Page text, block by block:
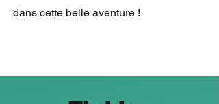
dans cette belle aventure !